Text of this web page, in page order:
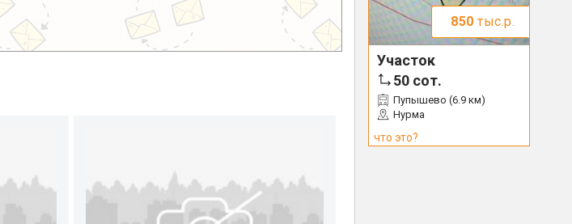
850 тыс.р.
Участок
50 сот.
Пупышево (6.9 км)
Нурма
что это?